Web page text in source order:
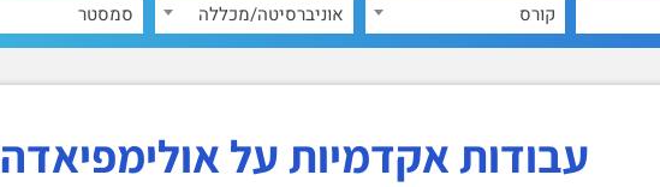
קורס אוניברסיטה/מכללה סמסטר
עבודות אקדמיות על אולימפיאדה